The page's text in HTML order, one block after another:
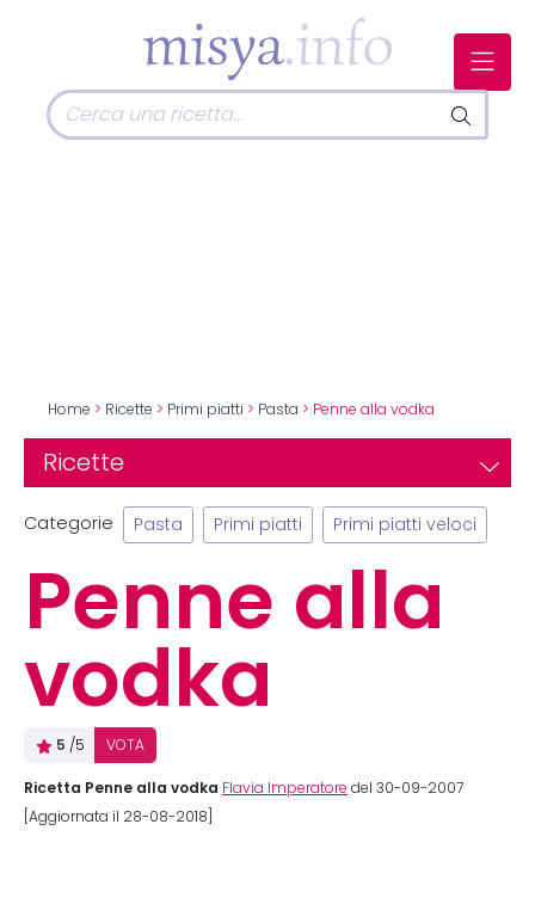
Home > Ricette > Primi piatti > Pasta > Penne alla vodka
Ricette
Categorie Pasta Primi piatti Primi piatti veloci
Penne alla
vodka
5 /5 VOTA
Ricetta Penne alla vodka Flavia Imperatore del 30-09-2007
[Aggiornata il 28-08-2018]